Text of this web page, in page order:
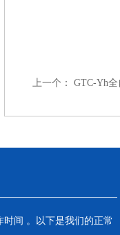
上一个： GTC-Yh
间 。以下是我们的正常